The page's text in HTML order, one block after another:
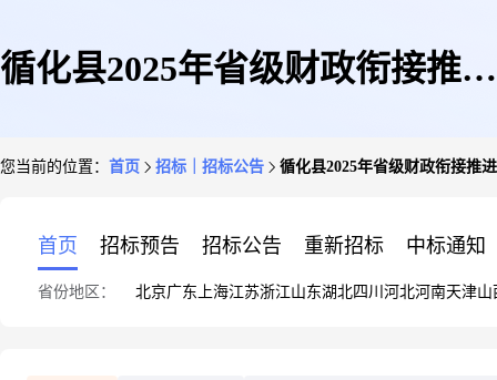
循化县2025年省级财政衔接推进
您当前的位置： 首页 招标｜招标公告 循化县2025年省级财政衔接推
首页 招标预告 招标公告 重新招标 中标通知
省份地区： 北京广东 上海江苏浙江山东湖北四川 河北河南天津山